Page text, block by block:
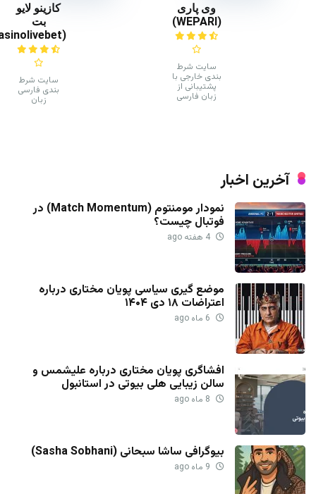
وی پاری
(WEPARI)
سایت شرط
بندی خارجی با
پشتیبانی از
زبان فارسی
کازینو لایو
بت
(casinolivebet)
سایت شرط
بندی فارسی
زبان
آخرین اخبار
نمودار مومنتوم (Match Momentum) در
فوتبال چیست؟
موضع گیری سیاسی پویان مختاری درباره
اعتراضات ۱۸ دی ۱۴۰۴
افشاگری پویان مختاری درباره علیشمس و
سالن زیبایی هلی بیوتی در استانبول
بیوگرافی ساشا سبحانی (Sasha Sobhani)